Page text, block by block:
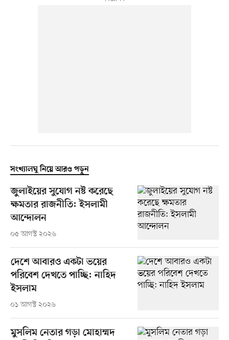
সংখ্যালঘু নিয়ে আরও পড়ুন
জুলাইয়ের সুযোগ নষ্ট করেছে
ক্ষমতার রাজনীতি: ইসলামী
আন্দোলন
০৫ আগস্ট ২০২৬
দেশে আবারও একটা ভয়ের
পরিবেশ দেখতে পাচ্ছি: নাহিদ
ইসলাম
০১ আগস্ট ২০২৬
মুসলিম নেতার গড়া মোহাম্মদ